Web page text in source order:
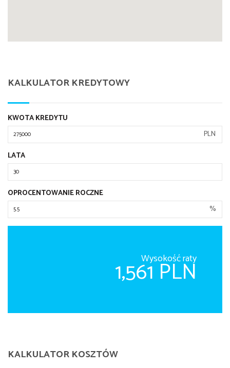
KALKULATOR KREDYTOWY
KWOTA KREDYTU
PLN
LATA
OPROCENTOWANIE ROCZNE
%
Wysokość raty
1,561 PLN
KALKULATOR KOSZTÓW